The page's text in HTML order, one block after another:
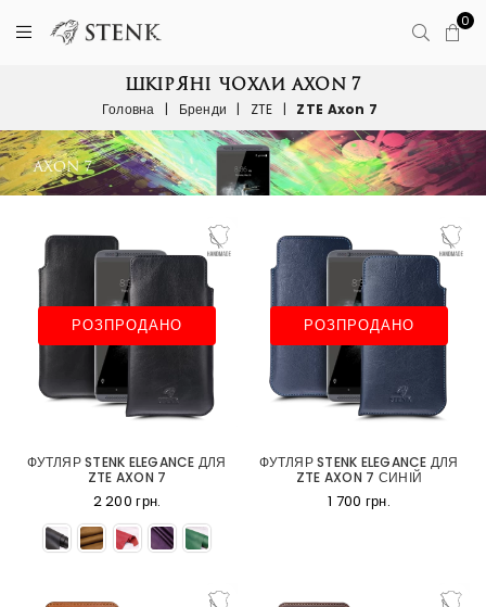
0
ШКІРЯНІ ЧОХЛИ AXON 7
Головна | Бренди | ZTE | ZTE Axon 7
РОЗПРОДАНО
ФУТЛЯР STENK ELEGANCE ДЛЯ
ZTE AXON 7
2 200 грн.
РОЗПРОДАНО
ФУТЛЯР STENK ELEGANCE ДЛЯ
ZTE AXON 7 СИНІЙ
1 700 грн.